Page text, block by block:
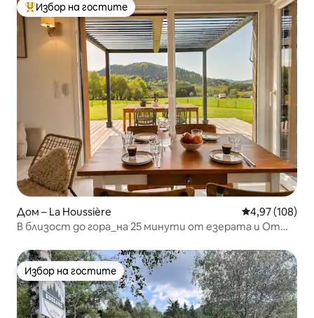
Най-популярен избор на гостите
Избор на гостите
Дом – La Houssière Средна
4,97 (108)
В близост до гора_на 25 минути от езерата и От
Избор на гостите
Избор на гостите